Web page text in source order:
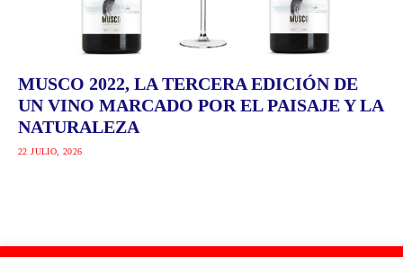
MUSCO 2022, LA TERCERA EDICIÓN DE
UN VINO MARCADO POR EL PAISAJE Y LA
NATURALEZA
22 JULIO, 2026